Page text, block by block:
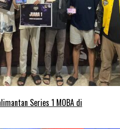
Series 1 MOBA di